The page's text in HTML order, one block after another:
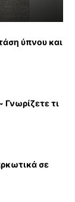
ύπνου και
τι
σε